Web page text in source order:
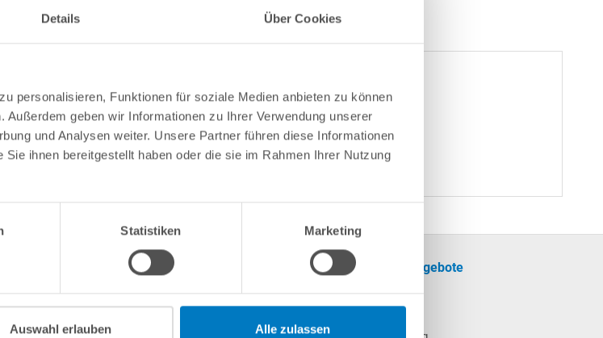
Details Über Cookies
personalisieren, Funktionen für soziale Medien anbieten zu können
geben wir Informationen zu Ihrer Verwendung unserer
und Analysen weiter. Unsere Partner führen diese Informationen
ihnen bereitgestellt haben oder die sie im Rahmen Ihrer Nutzung
Statistiken Marketing
Auswahl erlauben Alle zulassen
500mm (OKU)"
POOLSANA Sandfilteranlagen Plus, Pro und Pro Prime ab 2015 (OKU).
Rechtliche Informationen Unsere Angebote